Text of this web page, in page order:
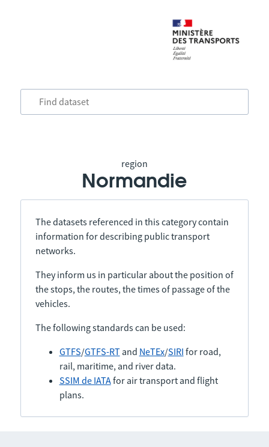
region
Normandie
The datasets referenced in this category contain
information for describing public transport
networks.
They inform us in particular about the position of
the stops, the routes, the times of passage of the
vehicles.
The following standards can be used:
GTFS/GTFS-RTand NeTEx/SIRI for road,
rail, maritime, and river data.
SSIM de IATAfor air transport and flight
plans.